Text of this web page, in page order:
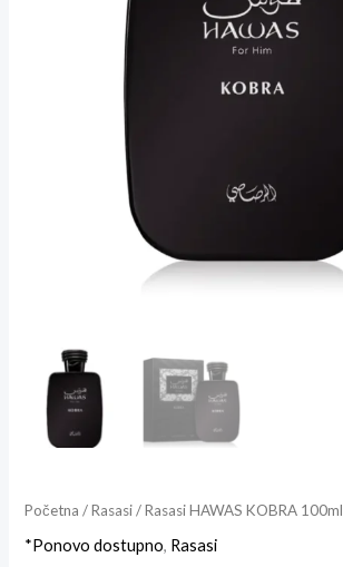
Početna /Rasasi/ Rasasi HAWAS KOBRA 100ml
*Ponovo dostupno, Rasasi